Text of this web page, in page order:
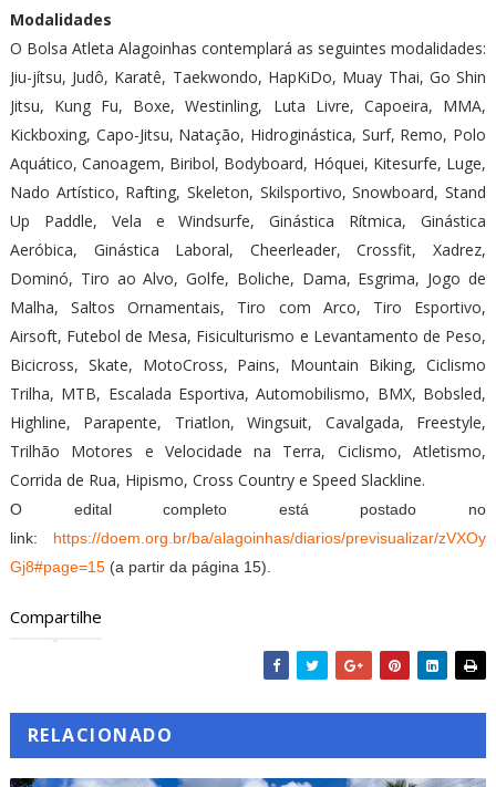
Modalidades
O Bolsa Atleta Alagoinhas contemplará as seguintes modalidades:
Jiu-jítsu, Judô, Karatê, Taekwondo, HapKiDo, Muay Thai, Go Shin
Jitsu, Kung Fu, Boxe, Westinling, Luta Livre, Capoeira, MMA,
Kickboxing, Capo-Jitsu, Natação, Hidroginástica, Surf, Remo, Polo
Aquático, Canoagem, Biribol, Bodyboard, Hóquei, Kitesurfe, Luge,
Nado Artístico, Rafting, Skeleton, Skilsportivo, Snowboard, Stand
Up Paddle, Vela e Windsurfe, Ginástica Rítmica, Ginástica
Aeróbica, Ginástica Laboral, Cheerleader, Crossfit, Xadrez,
Dominó, Tiro ao Alvo, Golfe, Boliche, Dama, Esgrima, Jogo de
Malha, Saltos Ornamentais, Tiro com Arco, Tiro Esportivo,
Airsoft, Futebol de Mesa, Fisiculturismo e Levantamento de Peso,
Bicicross, Skate, MotoCross, Pains, Mountain Biking, Ciclismo
Trilha, MTB, Escalada Esportiva, Automobilismo, BMX, Bobsled,
Highline, Parapente, Triatlon, Wingsuit, Cavalgada, Freestyle,
Trilhão Motores e Velocidade na Terra, Ciclismo, Atletismo,
Corrida de Rua, Hipismo, Cross Country e Speed Slackline.
O edital completo está postado no
link: https://doem.org.br/ba/alagoinhas/diarios/previsualizar/zVXOy
Gj8#page=15(a partir da página 15).
Compartilhe
RELACIONADO